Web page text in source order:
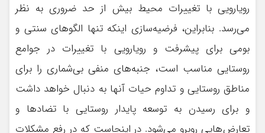
رويارويي با تغييرات محيط بيش از حد ضروري به نظر
مي‌رسد. بنابراين، فرضيه‌سازي اينكه تنها الگوهاي سنتي و
بومي براي پيشرفت و رويارويي با تغييرات در جوامع
روستايي مناسب است، جنبه‌هاي منفي بي‌شماري را براي
مناطق روستايي و تداوم حيات آنها به دنبال خواهد داشت
و براي رسيدن به توسعه پايدار روستايي با تضادها و
تعارض‌هايي روبرو مي‌شود. در اينجاست كه در رفع مشكلات